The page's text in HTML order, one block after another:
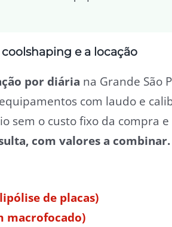
e a locação
por diária na Grande São
com laudo e
sem o custo fixo da compra
com valores a combinar.
de placas)
macrofocado)